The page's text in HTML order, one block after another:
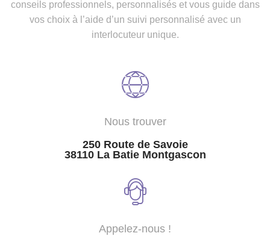
conseils professionnels, personnalisés et vous guide dans
vos choix à l’aide d’un suivi personnalisé avec un
interlocuteur unique.
Nous trouver
250 Route de Savoie
38110 La Batie Montgascon
Appelez-nous !